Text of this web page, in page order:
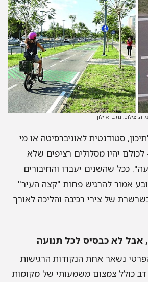
צילום: נתיבי איילון
סטודנטית לאוניברסיטה או מי
יהיו מסלולים רציפים שלא
ככל שהשנים יעברו והחיבורים
אמור להרגיש פחות "קצה העיר"
של צירי רכיבה והליכה לאורך
אבל לא כבסיס לכל תנועה
נשאר אחת הנקודות הרגישות
דב כולל צמצום משמעותי של מקומות